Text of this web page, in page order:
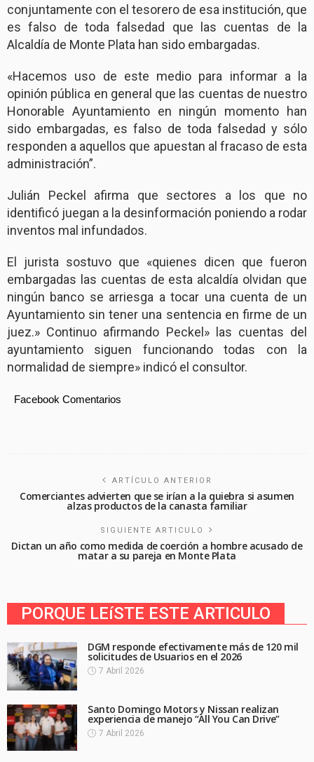
conjuntamente con el tesorero de esa institución, que
es falso de toda falsedad que las cuentas de la
Alcaldía de Monte Plata han sido embargadas.
«Hacemos uso de este medio para informar a la
opinión pública en general que las cuentas de nuestro
Honorable Ayuntamiento en ningún momento han
sido embargadas, es falso de toda falsedad y sólo
responden a aquellos que apuestan al fracaso de esta
administración”.
Julián Peckel afirma que sectores a los que no
identificó juegan a la desinformación poniendo a rodar
inventos mal infundados.
El jurista sostuvo que «quienes dicen que fueron
embargadas las cuentas de esta alcaldía olvidan que
ningún banco se arriesga a tocar una cuenta de un
Ayuntamiento sin tener una sentencia en firme de un
juez.» Continuo afirmando Peckel» las cuentas del
ayuntamiento siguen funcionando todas con la
normalidad de siempre» indicó el consultor.
Facebook Comentarios
ARTÍCULO ANTERIOR
Comerciantes advierten que se irían a la quiebra si asumen
alzas productos de la canasta familiar
SIGUIENTE ARTICULO
Dictan un año como medida de coerción a hombre acusado de
matar a su pareja en Monte Plata
PORQUE LEíSTE ESTE ARTICULO
DGM responde efectivamente más de 120 mil
solicitudes de Usuarios en el 2026
7 Abril 2026
Santo Domingo Motors y Nissan realizan
experiencia de manejo “All You Can Drive”
7 Abril 2026